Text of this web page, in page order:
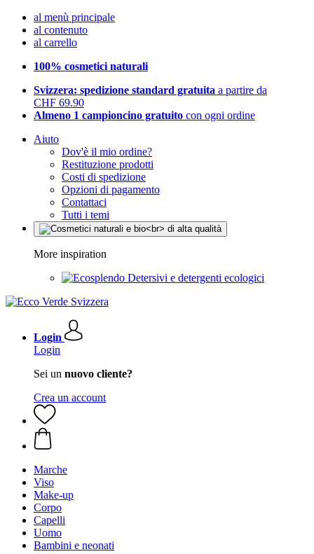
al menù principale
al contenuto
al carrello
100% cosmetici naturali
Svizzera: spedizione standard gratuita a partire da
CHF 69.90
Almeno 1 campioncino gratuito con ogni ordine
Aiuto
Dov'è il mio ordine?
Restituzione prodotti
Costi di spedizione
Opzioni di pagamento
Contattaci
Tutti i temi
More inspiration
Detersivi e detergenti ecologici
Login
Login
Sei un nuovo cliente?
Crea un account
Marche
Viso
Make-up
Corpo
Capelli
Uomo
Bambini e neonati